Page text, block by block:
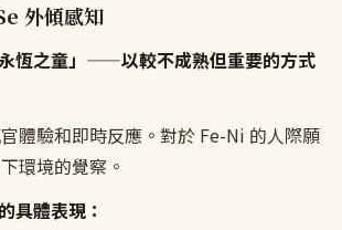
外傾感知
恆之童」——以較不成熟但重要的方式
體驗和即時反應。對於 Fe-Ni 的人際願
環境的覺察。
具體表現：